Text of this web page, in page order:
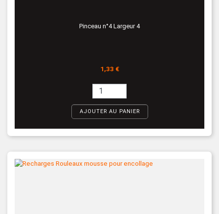
Pinceau n°4 Largeur 4
Prix
1,33 €
AJOUTER AU PANIER